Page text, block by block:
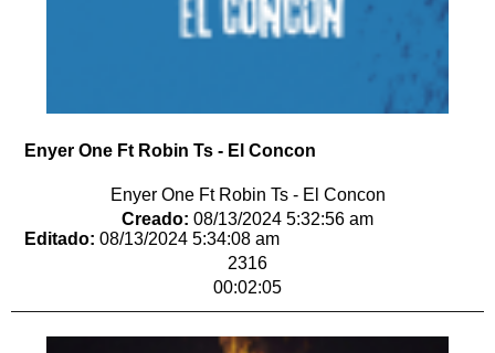
Enyer One Ft Robin Ts - El Concon
Enyer One Ft Robin Ts - El Concon
Creado: 08/13/2024 5:32:56 am
Editado: 08/13/2024 5:34:08 am
2316
00:02:05